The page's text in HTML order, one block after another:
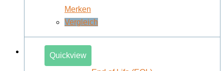
Merken
Vergleich
Quickview